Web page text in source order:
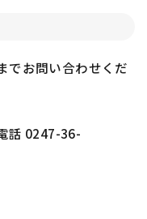
でお問い合わせくだ
話 0247-36-